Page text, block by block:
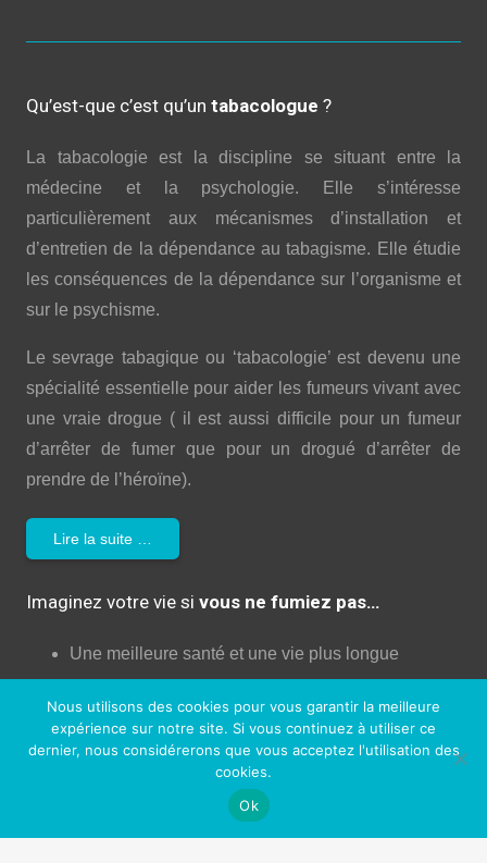
Qu’est-que c’est qu’un tabacologue ?
La tabacologie est la discipline se situant entre la
médecine et la psychologie. Elle s’intéresse
particulièrement aux mécanismes d’installation et
d’entretien de la dépendance au tabagisme. Elle étudie
les conséquences de la dépendance sur l’organisme et
sur le psychisme.
Le sevrage tabagique ou ‘tabacologie’ est devenu une
spécialité essentielle pour aider les fumeurs vivant avec
une vraie drogue ( il est aussi difficile pour un fumeur
d’arrêter de fumer que pour un drogué d’arrêter de
prendre de l’héroïne).
Lire la suite …
Imaginez votre vie si vous ne fumiez pas…
Une meilleure santé et une vie plus longue
Plus d’énergie et de confiance
Moins de dégâts pour votre corps!
Augmentation de la libido!
Nous utilisons des cookies pour vous garantir la meilleure
expérience sur notre site. Si vous continuez à utiliser ce
dernier, nous considérerons que vous acceptez l'utilisation des
cookies.
Ok